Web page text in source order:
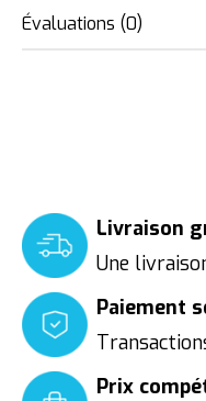
Évaluations (0)
Livraison
Une
Paiement
Prix